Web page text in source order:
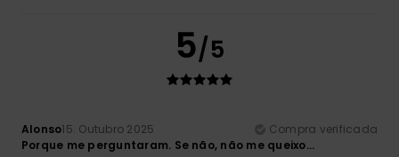
5/5
Alonso15. Outubro 2025
Compra verificada
Porque me perguntaram. Se não, não me queixo...